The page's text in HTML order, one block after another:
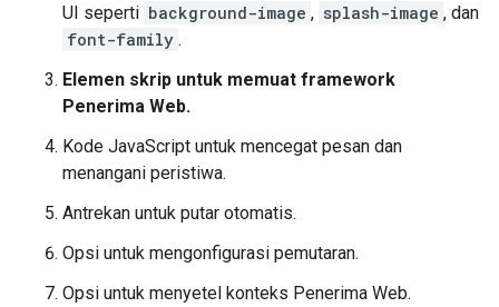
UI seperti background-image , splash-image , dan
font-family .
Elemen skrip untuk memuat framework
Penerima Web.
Kode JavaScript untuk mencegat pesan dan
menangani peristiwa.
Antrekan untuk putar otomatis.
Opsi untuk mengonfigurasi pemutaran.
Opsi untuk menyetel konteks Penerima Web.